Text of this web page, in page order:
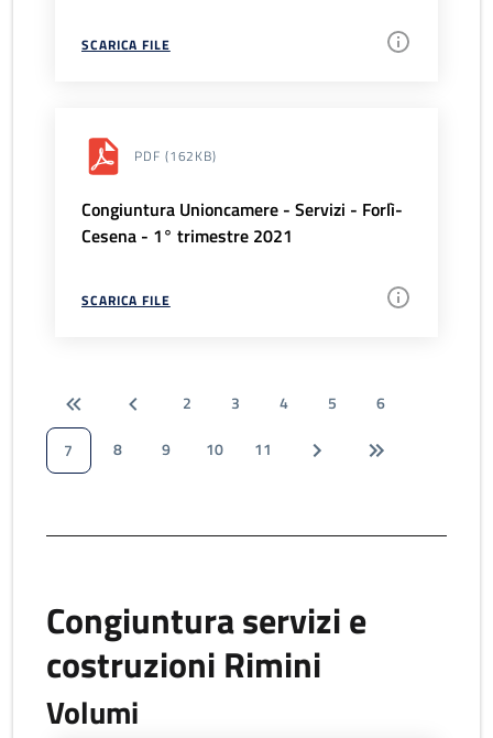
SCARICA FILE
PDF (162KB)
Congiuntura Unioncamere - Servizi - Forlì-
Cesena - 1° trimestre 2021
SCARICA FILE
2 3 4 5
6
7
8 9 10 11
Congiuntura servizi e
costruzioni Rimini
Volumi